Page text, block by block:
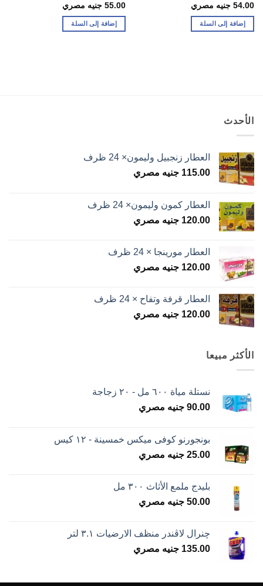
54.00جنيه مصري
إضافة إلى السلة
55.00جنيه مصري
إضافة إلى السلة
الأحدث
العطار زنجبيل وليمون× 24 ظرف
115.00 جنيه مصري
العطار كمون وليمون× 24 ظرف
120.00 جنيه مصري
العطار مورينجا × 24 ظرف
120.00 جنيه مصري
العطار قرفة وتفاح × 24 ظرف
120.00 جنيه مصري
الأكثر مبيعا
نستلة مياة ٦٠٠ مل - ٢٠ زجاجة
90.00 جنيه مصري
بونجورنو كوفى ميكس خمسينة - ١٢ كيس
25.00 جنيه مصري
بليدج ملمع الأثاث ٣٠٠ مل
50.00 جنيه مصري
چنرال لاڤندر منظف الارضيات ٣.١ لتر
135.00 جنيه مصري